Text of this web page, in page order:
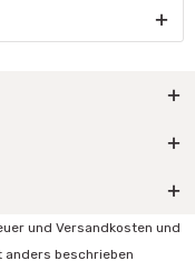
und Versandkosten und
anders beschrieben